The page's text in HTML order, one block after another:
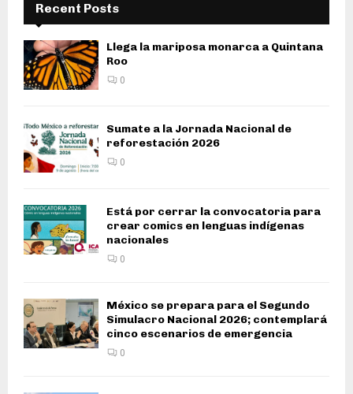
Recent Posts
Llega la mariposa monarca a Quintana
Roo
0
Sumate a la Jornada Nacional de
reforestación 2026
0
Está por cerrar la convocatoria para
crear comics en lenguas indígenas
nacionales
0
México se prepara para el Segundo
Simulacro Nacional 2026; contemplará
cinco escenarios de emergencia
0